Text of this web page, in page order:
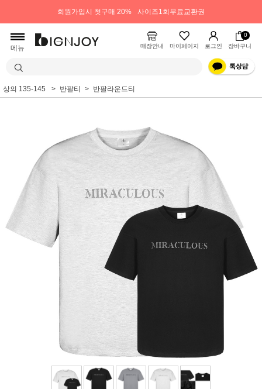
회원가입시 첫구매 20% 사이즈1회무료교환권
메뉴 매장안내 마이페이지 로그인
0
장바구니
상의 135-145 반팔티 반팔라운드티